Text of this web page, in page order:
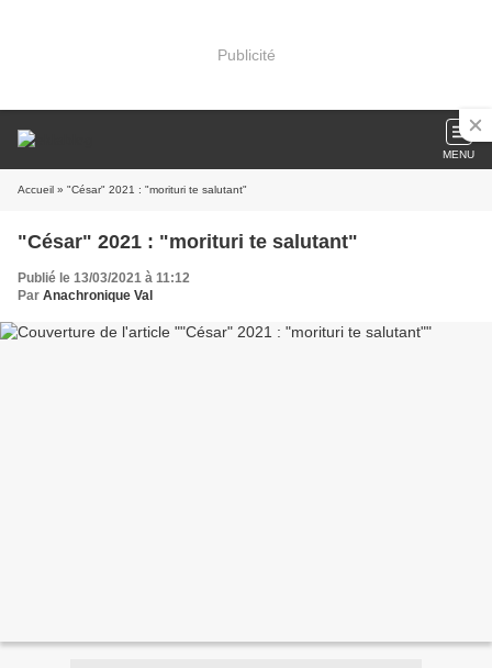
Publicité
MENU
Accueil » "César" 2021 : "morituri te salutant"
"César" 2021 : "morituri te salutant"
Publié le 13/03/2021 à 11:12
Par Anachronique Val